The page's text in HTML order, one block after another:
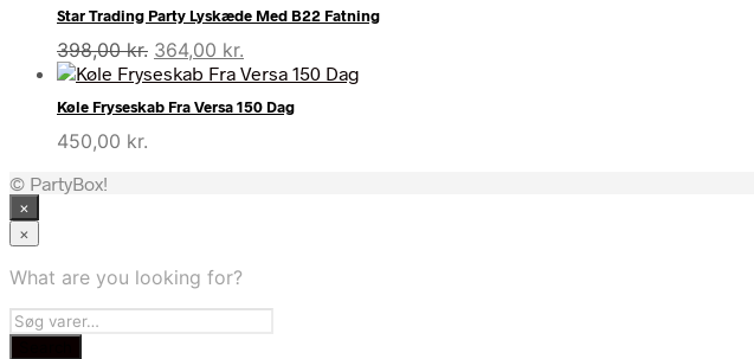
Star Trading Party Lyskæde Med B22 Fatning
398,00kr. Den
oprindelige
pris
var:
364,00 kr.
aktuelle
pris
er:
Køle Fryseskab Fra Versa 150 Dag
450,00 kr.
© PartyBox!
×
×
What are you looking for?